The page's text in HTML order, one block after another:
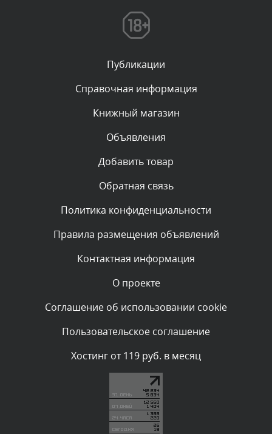
Текст комментария будет виден после проверки
Комментарий проверяется
Текст комментария будет виден после проверки
администратором.
Комментарий проверяется
администратором.
Комментарий проверяется
администратором.
Комментарий проверяется
администратором.
Комментарий проверяется
Текст комментария будет виден после проверки
Комментарий проверяется
Публикации
Справочная информация
Книжный магазин
Объявления
Добавить товар
Обратная связь
Политика конфиденциальности
Правила размещения объявлений
Контактная информация
О проекте
Соглашение об использовании cookie
Пользовательское соглашение
Хостинг от 119 руб. в месяц